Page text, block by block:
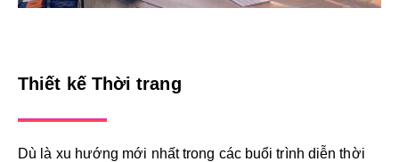
Thiết kế Thời trang
Dù là xu hướng mới nhất trong các buổi trình diễn thời